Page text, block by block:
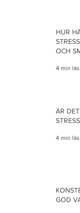
HUR
OCH
4 min
ÄR
4 min
GOD